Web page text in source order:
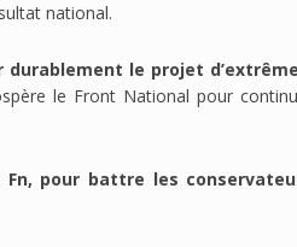
national.
durablement le projet
le Front National pour
pour battre les